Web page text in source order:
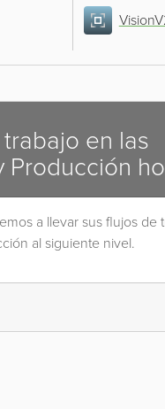
en las
Producción
a llevar sus flujos de
al siguiente nivel.